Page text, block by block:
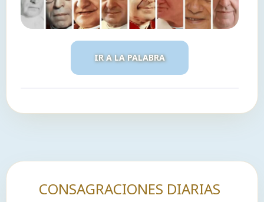
IR A LA PALABRA
CONSAGRACIONES DIARIAS